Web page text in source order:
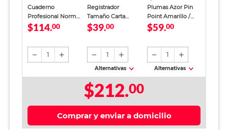
Cuaderno
Profesional Norma
Jean Book Cuadro
$114.00
1
Registrador
Tamaño Carta
Office Depot
$39.00
1
Alternativas
Plumas Azor Pin
Point Amarillo /
Punto fino / Tinta
$59.00
1
Alternativas
$212.00
Comprar y enviar a domicilio